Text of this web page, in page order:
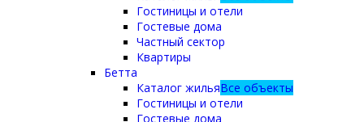
Гостиницы и отели
Гостевые дома
Частный сектор
Квартиры
Бетта
Каталог жильяВсе объекты
Гостиницы и отели
Гостевые дома